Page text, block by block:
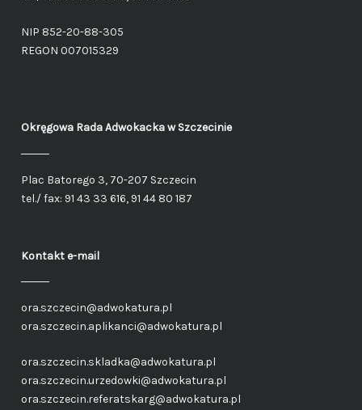
NIP 852-20-88-305
REGON 007015329
Okręgowa Rada Adwokackaw Szczecinie
Plac Batorego 3, 70-207 Szczecin
tel./ fax: 91 43 33 616, 91 44 80 187
Kontakt e-mail
ora.szczecin@adwokatura.pl
ora.szczecin.aplikanci@adwokatura.pl
ora.szczecin.skladka@adwokatura.pl
ora.szczecin.urzedowki@adwokatura.pl
ora.szczecin.referatskarg@adwokatura.pl